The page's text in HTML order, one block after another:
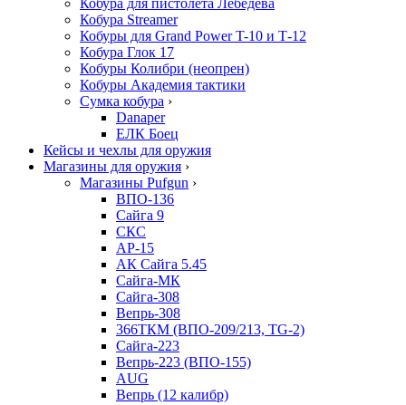
Кобура для пистолета Лебедева
Кобура Streamer
Кобуры для Grand Power T-10 и Т-12
Кобура Глок 17
Кобуры Колибри (неопрен)
Кобуры Академия тактики
Сумка кобура ›
Danaper
ЕЛК Боец
Кейсы и чехлы для оружия
Магазины для оружия ›
Магазины Pufgun ›
ВПО-136
Сайга 9
СКС
АР-15
АК Сайга 5.45
Сайга-МК
Сайга-308
Вепрь-308
366ТКМ (ВПО-209/213, TG-2)
Сайга-223
Вепрь-223 (ВПО-155)
AUG
Вепрь (12 калибр)